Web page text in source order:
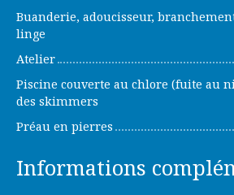
Buanderie, adoucisseur,
linge
Atelier
Piscine couverte au chlore (fuite au
des skimmers
Préau en pierres
Informations